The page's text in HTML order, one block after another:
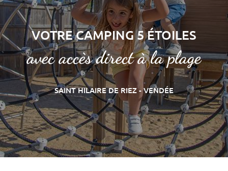
VOTRE CAMPING 5 ÉTOILES
avec accès direct à la plage
SAINT HILAIRE DE RIEZ - VENDÉE